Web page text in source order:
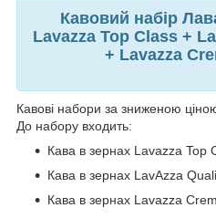
Кавовий набір
Lavazza Top Class +
+ Lavazza
Кавові набори за зниженою
До набору входить:
Кава в зернах Lavazza Top
Кава в зернах LavAzza
Кава в зернах Lavazza